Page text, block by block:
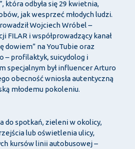
która odbyła się 29 kwietnia,
jak wesprzeć młodych ludzi.
Wojciech Wróbel –
FILAR i współprowadzący kanał
dowiem” na YouTubie oraz
– profilaktyk, suicydolog i
specjalnym był influencer Arturo
obecność wniosła autentyczną
młodemu pokoleniu.
do spotkań, zieleni w okolicy,
lub oświetlenia ulicy,
kursów linii autobusowej –